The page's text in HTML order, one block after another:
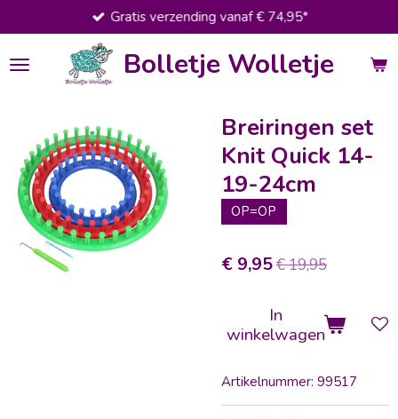
direct
naar
de
Bolletje Wolletje
Gratis verzending vanaf € 74,95*
Breiringen set
Knit Quick 14-
19-24cm
OP=OP
€ 9,95€ 19,95
In
winkelwagen
Artikelnummer: 99517